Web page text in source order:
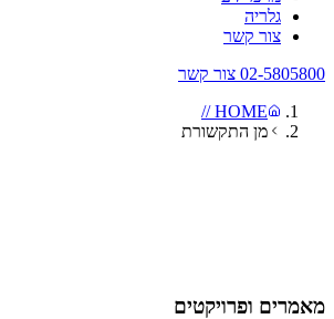
גלריה
צור קשר
02-5805800 צור קשר
HOME //
מן התקשורת
מאמרים ופרויקטים